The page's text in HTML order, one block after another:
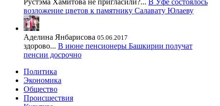
Рустэма Хамитова не пригласили?... В Уфе состоялось
возложение цветов к памятнику Салавату Юлаеву
Аделина Янбарисова 05.06.2017
здорово... В июне пенсионеры Башкирии получат
пенсии досрочно
Политика
Экономика
Общество
Происшествия